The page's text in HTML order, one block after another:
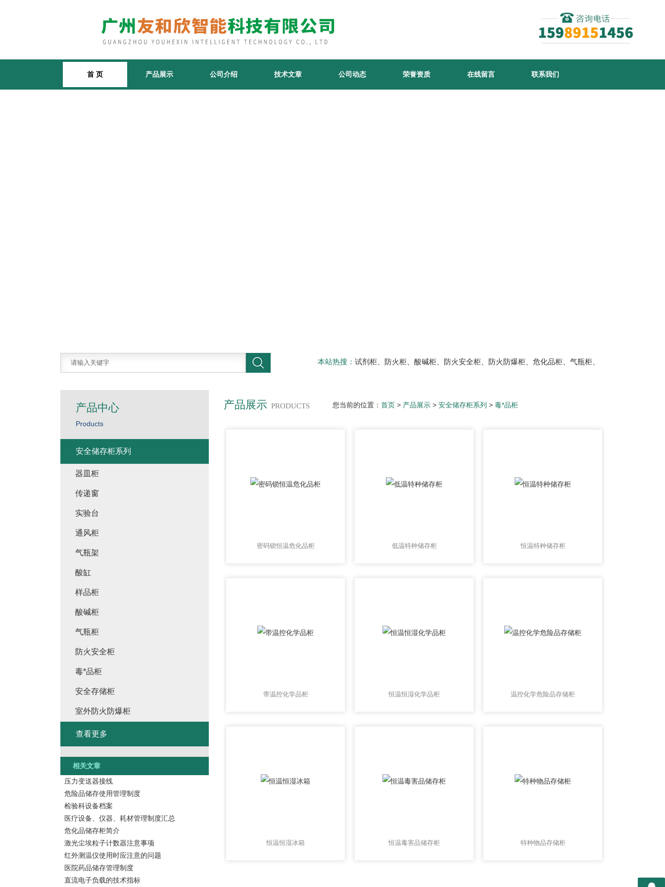
首 页 产品展示 公司介绍 技术文章 公司动态 荣誉资质 在线留言 联系我们
本站热搜： 试剂柜、防火柜、酸碱柜、防火安全柜、防火防爆柜、危化品柜、气瓶柜、
产品展示 PRODUCTS 您当前的位置： 首页 > 产品展示 > 安全储存柜系列 > 毒*品柜
密码锁恒温危化品柜 低温特种储存柜 恒温特种储存柜
带温控化学品柜 恒温恒湿化学品柜 温控化学危险品存储柜
恒温恒湿冰箱 恒温毒害品储存柜 特种物品存储柜
产品中心
Products
安全储存柜系列
器皿柜
传递窗
实验台
通风柜
气瓶架
酸缸
样品柜
酸碱柜
气瓶柜
防火安全柜
毒*品柜
安全存储柜
室外防火防爆柜
查看更多
相关文章
压力变送器接线
危险品储存使用管理制度
检验科设备档案
医疗设备、仪器、耗材管理制度汇总
危化品储存柜简介
激光尘埃粒子计数器注意事项
红外测温仪使用时应注意的问题
医院药品储存管理制度
直流电子负载的技术指标